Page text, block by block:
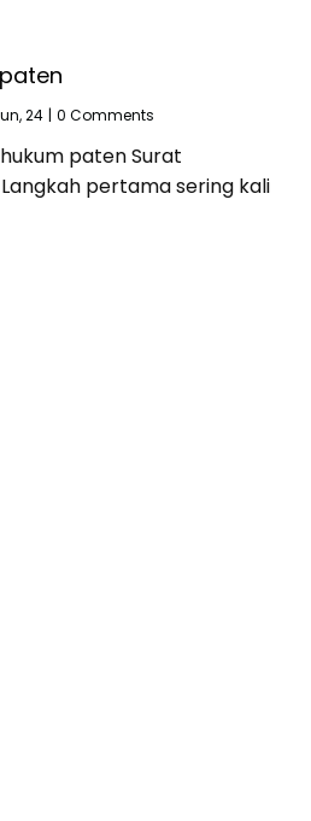
24 | 0 Comments
paten Surat
pertama sering kali